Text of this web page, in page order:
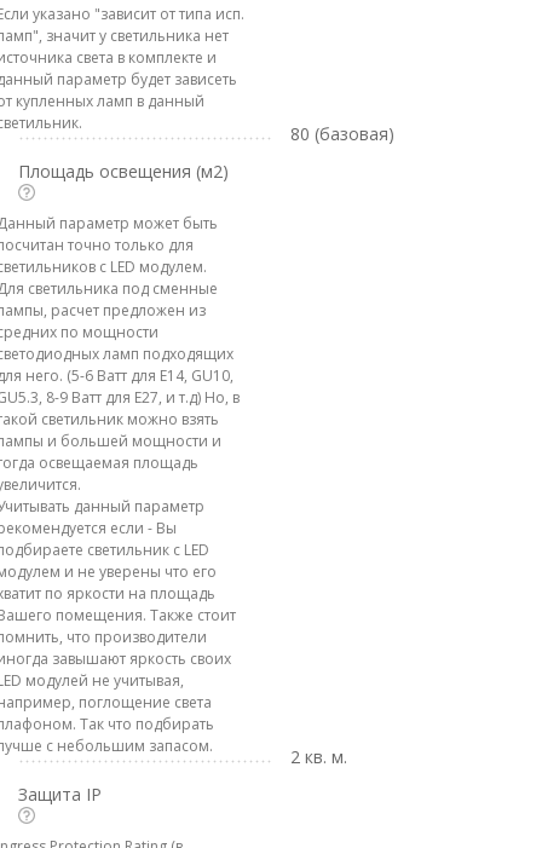
указано "зависит от типа исп.
значит у светильника нет
света в комплекте и
параметр будет зависеть
купленных ламп в данный
80 (базовая)
Площадь освещения (м2)
параметр может быть
точно только для
с LED модулем.
светильника под сменные
расчет предложен из
по мощности
ламп подходящих
него. (5-6 Ватт для E14, GU10,
8-9 Ватт для E27, и т.д) Но, в
светильник можно взять
и большей мощности и
освещаемая площадь
данный параметр
если - Вы
светильник с LED
и не уверены что его
по яркости на площадь
помещения. Также стоит
что производители
завышают яркость своих
модулей не учитывая,
поглощение света
Так что подбирать
с небольшим запасом.
2 кв. м.
Защита IP